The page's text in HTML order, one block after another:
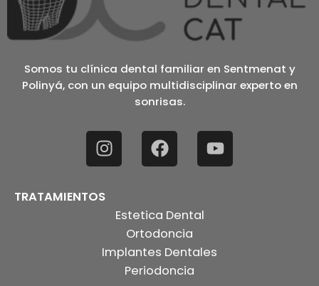
Somos tu clínica dental familiar en Sentmenat y
Polinyá, con un equipo multidisciplinar experto en
sonrisas.
TRATAMIENTOS
Estetica Dental
Ortodoncia
Implantes Dentales
Periodoncia